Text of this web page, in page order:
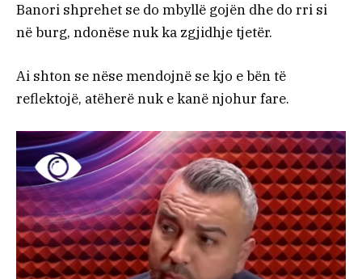
Banori shprehet se do mbyllë gojën dhe do rri si
në burg, ndonëse nuk ka zgjidhje tjetër.
Ai shton se nëse mendojnë se kjo e bën të
reflektojë, atëherë nuk e kanë njohur fare.